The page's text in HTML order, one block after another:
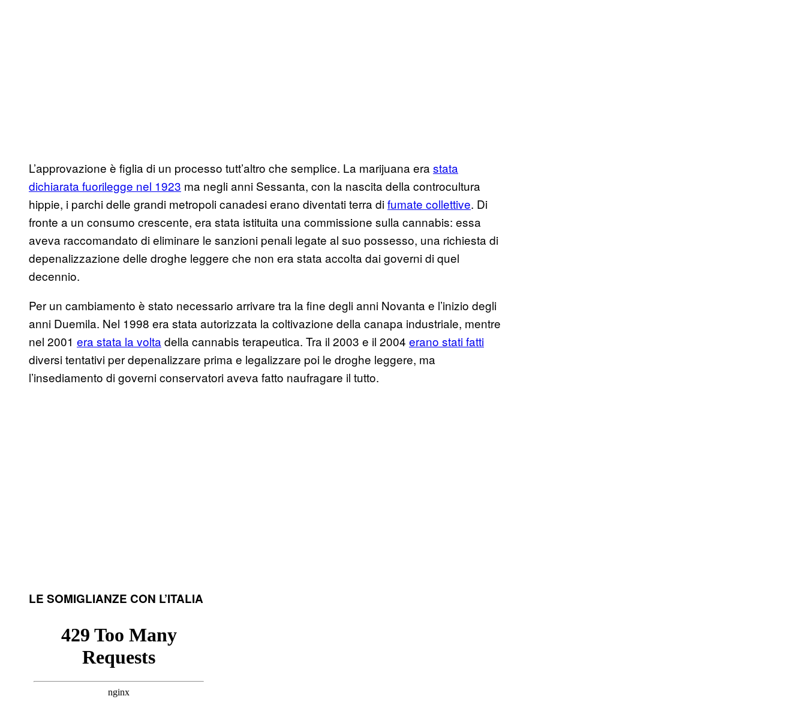
L’approvazione è figlia di un processo tutt’altro che semplice. La marijuana era stata
dichiarata fuorilegge nel 1923 ma negli anni Sessanta, con la nascita della controcultura
hippie, i parchi delle grandi metropoli canadesi erano diventati terra difumate collettive. Di
fronte a un consumo crescente, era stata istituita una commissione sulla cannabis: essa
aveva raccomandato di eliminare le sanzioni penali legate al suo possesso, una richiesta di
depenalizzazione delle droghe leggere che non era stata accolta dai governi di quel
decennio.
Per un cambiamento è stato necessario arrivare tra la fine degli anni Novanta e l’inizio degli
anni Duemila. Nel 1998 era stata autorizzata la coltivazione della canapa industriale, mentre
nel 2001 era stata la volta della cannabis terapeutica. Tra il 2003 e il 2004 erano stati fatti
diversi tentativi per depenalizzare prima e legalizzare poi le droghe leggere, ma
l’insediamento di governi conservatori aveva fatto naufragare il tutto.
LE SOMIGLIANZE CON L’ITALIA